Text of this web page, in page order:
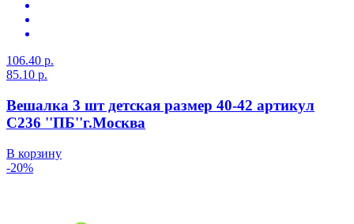
106.40 р.
85.10 р.
Вешалка 3 шт детская размер 40-42 артикул
С236 ''ПБ''г.Москва
В корзину
-20%